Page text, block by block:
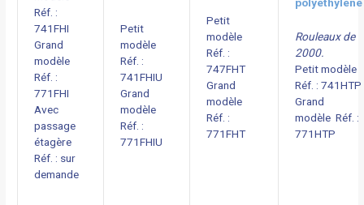
Réf. :
741FHI
Grand
modèle
Réf. :
771FHI
Avec
passage
étagère
Réf. : sur
demande
Petit
modèle
Réf. :
741FHIU
Grand
modèle
Réf. :
771FHIU
Petit
modèle
Réf. :
747FHT
Grand
modèle
Réf. :
771FHT
polyéthylène
Rouleaux de
2000.
Petit modèle
Réf. : 741HTP
Grand
modèle Réf. :
771HTP